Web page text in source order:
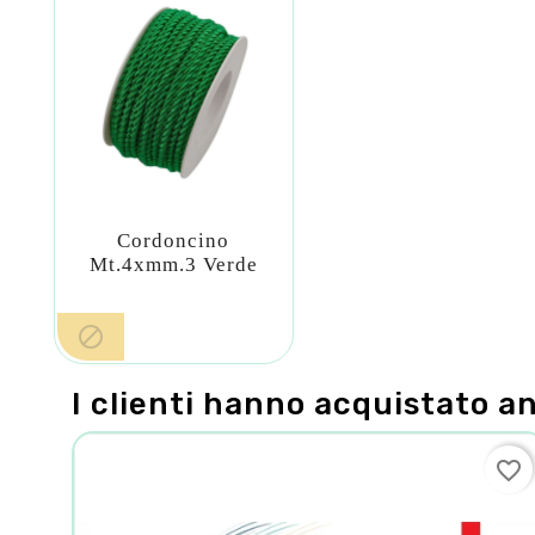
Cordoncino
Mt.4xmm.3 Verde

I clienti hanno acquistato
favorite_border